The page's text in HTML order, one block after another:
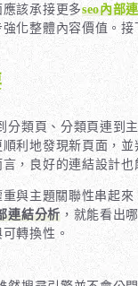
該承接更多seo內部
化整體內容價值。
類頁、分類頁連
利地發現新頁面，
，良好的連結設計
與主題關聯性串起
連結分析，就能看出
轉換性。